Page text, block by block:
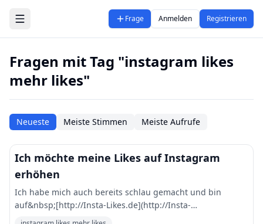
Zum Hauptinhalt springen
Frage Anmelden Registrieren
Fragen mit Tag "instagram likes
mehr likes"
Neueste Meiste Stimmen Meiste Aufrufe
Ich möchte meine Likes auf Instagram
erhöhen
Ich habe mich auch bereits schlau gemacht und bin
auf&nbsp;[http://Insta-Likes.de](http://Insta-
Likes.de)&nbsp;gestoßen. Hat schon jemand Erfahrungen